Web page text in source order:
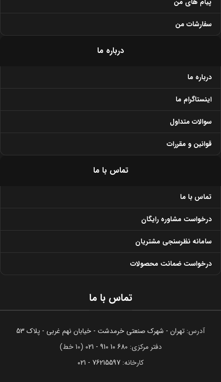
تماس با ما
تماس با ما
درخواست مشاوره رایگان
سامانه نظرسنجی مشتریان
درخواست ضمانت محصولات
درباره ما
درباره ما
اینستاگرام ما
سوالات متداول
قوانین و مقررات
سفارشات من
تماس با ما
آدرس: تهران - شهرک صنعتی خرمدشت - خیابان نهم غربی - پلاک 53
دفتر مرکزی: 680 10 910 - 021
(10 خط)
کارخانه: 76215597 - 021